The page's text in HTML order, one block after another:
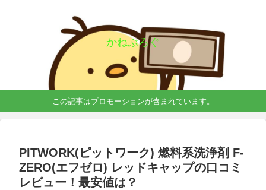
かねぶろぐ
この記事はプロモーションが含まれています。
PITWORK(ピットワーク) 燃料系洗浄剤 F-
ZERO(エフゼロ) レッドキャップの口コミ
レビュー！最安値は？